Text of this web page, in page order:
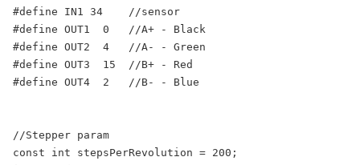
#define IN1 34    //sensor
#define OUT1  0   //A+ - Black
#define OUT2  4   //A- - Green
#define OUT3  15  //B+ - Red
#define OUT4  2   //B- - Blue
//Stepper param
const int stepsPerRevolution = 200;